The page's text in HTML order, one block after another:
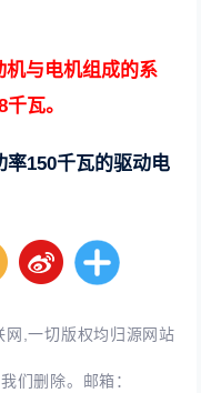
机与电机组成的系
瓦。
150千瓦的驱动电
网,一切版权均归源网站
们删除。邮箱：